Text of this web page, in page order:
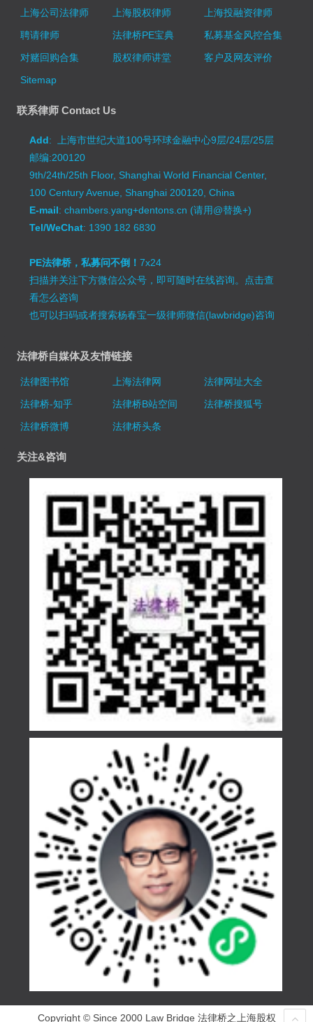
上海公司法律师
上海股权律师
上海投融资律师
聘请律师
法律桥PE宝典
私募基金风控合集
对赌回购合集
股权律师讲堂
客户及网友评价
Sitemap
联系律师 Contact Us
Add: 上海市世纪大道100号环球金融中心9层/24层/25层
邮编:200120
9th/24th/25th Floor, Shanghai World Financial Center,
100 Century Avenue, Shanghai 200120, China
E-mail: chambers.yang+dentons.cn (请用@替换+)
Tel/WeChat: 1390 182 6830
PE法律桥，私募问不倒！7x24
扫描并关注下方微信公众号，即可随时在线咨询。 点击查
看怎么咨询
也可以扫码或者搜索杨春宝一级律师微信(lawbridge)咨询
法律桥自媒体及友情链接
法律图书馆 上海法律网
法律网址大全
法律桥-知乎
法律桥B站空间
法律桥搜狐号
法律桥微博
法律桥头条
关注&咨询
Copyright © Since 2000 Law Bridge 法律桥之上海股权